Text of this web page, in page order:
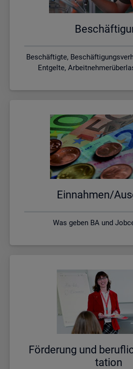
Beschäftigte,
Entgelte,
Ein­nah­men/
Was geben BA und
För­de­rung und
ta­ti­on